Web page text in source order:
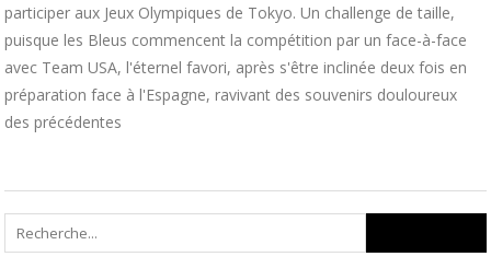
participer aux Jeux Olympiques de Tokyo. Un challenge de taille,
puisque les Bleus commencent la compétition par un face-à-face
avec Team USA, l'éternel favori, après s'être inclinée deux fois en
préparation face à l'Espagne, ravivant des souvenirs douloureux
des précédentes
for: